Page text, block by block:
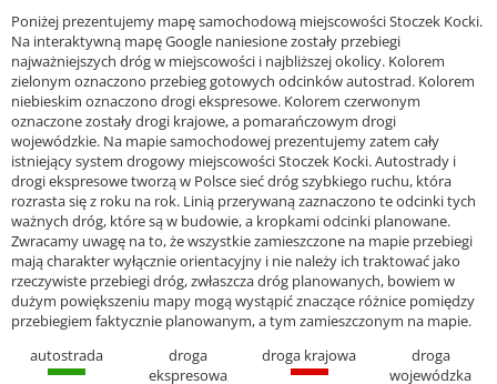
Poniżej prezentujemy mapę samochodową miejscowości Stoczek Kocki.
Na interaktywną mapę Google naniesione zostały przebiegi
najważniejszych dróg w miejscowości i najbliższej okolicy. Kolorem
zielonym oznaczono przebieg gotowych odcinków autostrad. Kolorem
niebieskim oznaczono drogi ekspresowe. Kolorem czerwonym
oznaczone zostały drogi krajowe, a pomarańczowym drogi
wojewódzkie. Na mapie samochodowej prezentujemy zatem cały
istniejący system drogowy miejscowości Stoczek Kocki. Autostrady i
drogi ekspresowe tworzą w Polsce sieć dróg szybkiego ruchu, która
rozrasta się z roku na rok. Linią przerywaną zaznaczono te odcinki tych
ważnych dróg, które są w budowie, a kropkami odcinki planowane.
Zwracamy uwagę na to, że wszystkie zamieszczone na mapie przebiegi
mają charakter wyłącznie orientacyjny i nie należy ich traktować jako
rzeczywiste przebiegi dróg, zwłaszcza dróg planowanych, bowiem w
dużym powiększeniu mapy mogą wystąpić znaczące różnice pomiędzy
przebiegiem faktycznie planowanym, a tym zamieszczonym na mapie.
autostrada
droga
ekspresowa
droga krajowa
droga
wojewódzka